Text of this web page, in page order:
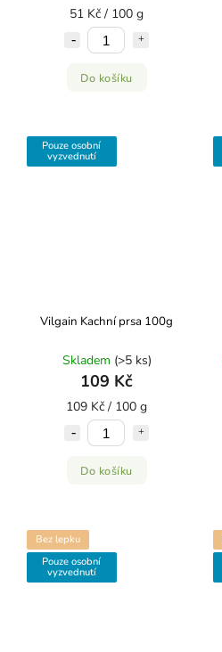
51 Kč / 100 g
Do košíku
Pouze osobní
vyzvednutí
Vilgain Kachní prsa ⁠100g
Skladem (>5 ks)
109 Kč
109 Kč / 100 g
Do košíku
Bez lepku
Pouze osobní
vyzvednutí